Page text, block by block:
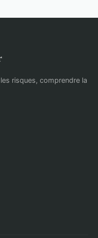
risques, comprendre la